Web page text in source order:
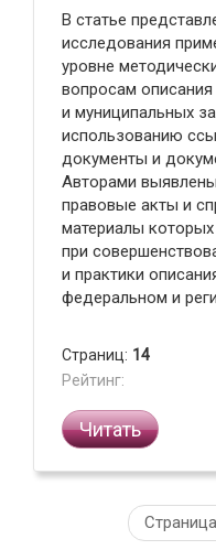
В статье
исследования
уровне
вопросам
и муниципальных
использованию
документы и
Авторами
правовые акты и
материалы
при
и практики
федеральном и
Страниц: 14
Рейтинг:
Читать